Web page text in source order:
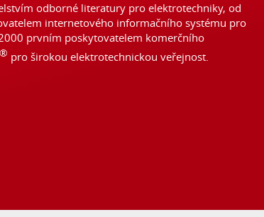
odborné literatury pro elektrotechniky, od
internetového informačního systému pro
prvním poskytovatelem komerčního
® pro širokou elektrotechnickou veřejnost.